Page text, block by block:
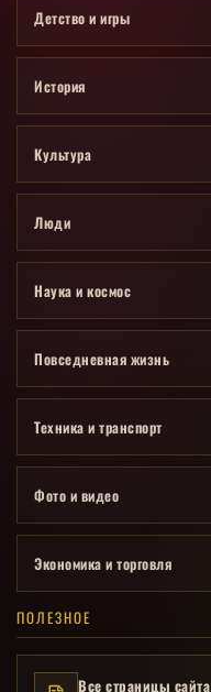
Детство и игры
История
Культура
Люди
Наука и космос
Повседневная жизнь
Техника и транспорт
Фото и видео
Экономика и торговля
ПОЛЕЗНОЕ
Все страницы сайта